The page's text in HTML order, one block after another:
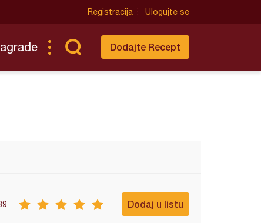
Registracija Ulogujte se
Dodajte Recept
Dodaj u listu